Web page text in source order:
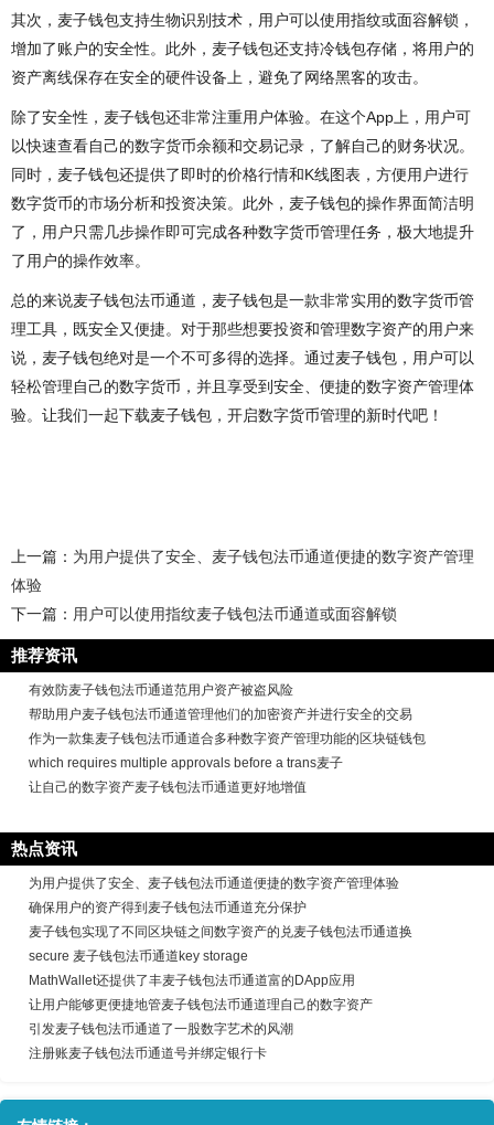
其次，麦子钱包支持生物识别技术，用户可以使用指纹或面容解锁，
增加了账户的安全性。此外，麦子钱包还支持冷钱包存储，将用户的
资产离线保存在安全的硬件设备上，避免了网络黑客的攻击。
除了安全性，麦子钱包还非常注重用户体验。在这个App上，用户可
以快速查看自己的数字货币余额和交易记录，了解自己的财务状况。
同时，麦子钱包还提供了即时的价格行情和K线图表，方便用户进行
数字货币的市场分析和投资决策。此外，麦子钱包的操作界面简洁明
了，用户只需几步操作即可完成各种数字货币管理任务，极大地提升
了用户的操作效率。
总的来说麦子钱包法币通道，麦子钱包是一款非常实用的数字货币管
理工具，既安全又便捷。对于那些想要投资和管理数字资产的用户来
说，麦子钱包绝对是一个不可多得的选择。通过麦子钱包，用户可以
轻松管理自己的数字货币，并且享受到安全、便捷的数字资产管理体
验。让我们一起下载麦子钱包，开启数字货币管理的新时代吧！
上一篇： 为用户提供了安全、麦子钱包法币通道便捷的数字资产管理
体验
下一篇： 用户可以使用指纹麦子钱包法币通道或面容解锁
推荐资讯
有效防麦子钱包法币通道范用户资产被盗风险
帮助用户麦子钱包法币通道管理他们的加密资产并进行安全的交易
作为一款集麦子钱包法币通道合多种数字资产管理功能的区块链钱包
which requires multiple approvals before a trans麦子
让自己的数字资产麦子钱包法币通道更好地增值
热点资讯
为用户提供了安全、麦子钱包法币通道便捷的数字资产管理体验
确保用户的资产得到麦子钱包法币通道充分保护
麦子钱包实现了不同区块链之间数字资产的兑麦子钱包法币通道换
secure 麦子钱包法币通道key storage
MathWallet还提供了丰麦子钱包法币通道富的DApp应用
让用户能够更便捷地管麦子钱包法币通道理自己的数字资产
引发麦子钱包法币通道了一股数字艺术的风潮
注册账麦子钱包法币通道号并绑定银行卡